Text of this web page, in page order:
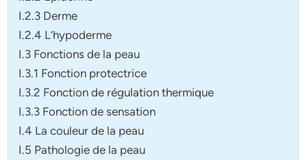
I.2.3 Derme
I.2.4 L’hypoderme
I.3 Fonctions de la peau
I.3.1 Fonction protectrice
I.3.2 Fonction de régulation thermique
I.3.3 Fonction de sensation
I.4 La couleur de la peau
I.5 Pathologie de la peau